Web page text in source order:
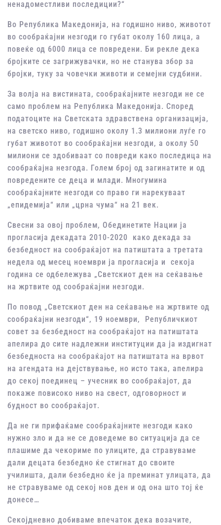
ненадоместливи последиции?“
Во Република Македонија, на годишно ниво, животот
во сообраќајни незгоди го губат околу 160 лица, а
повеќе од 6000 лица се повредени. Би рекле дека
бројките се загрижувачки, но не станува збор за
бројки, туку за човечки животи и семејни судбини.
За волја на вистината, сообраќајните незгоди не се
само проблем на Република Македонија. Според
податоците на Светската здравствена организација,
на светско ниво, годишно околу 1.3 милиони луѓе го
губат животот во сообраќајни незгоди, а околу 50
милиони се здобиваат со повреди како последица на
сообраќајна незгода. Голем број од загинатите и од
повредените се деца и млади. Многумина
сообраќајните незгоди со право ги нарекуваат
„епидемија“ или „црна чума“ на 21 век.
Свесни за овој проблем, Обединетите Нации ја
прогласија декадата 2010-2020 како декада за
безбедност на сообраќајот на патиштата а третата
недела од месец ноември ја прогласија и секоја
година се одбележува „Светскиот ден на сеќавање
на жртвите од сообраќајни незгоди.
По повод „Светскиот ден на сеќавање на жртвите од
сообраќајни незгоди“, 19 ноември, Републичкиот
совет за безбедност на сообраќајот на патиштата
апелира до сите надлежни институции да ја издигнат
безбедноста на сообраќајот на патиштата на врвот
на агендата на дејствување, но исто така, апелира
до секој поединец – учесник во сообраќајот, да
покаже повисоко ниво на свест, одговорност и
будност во сообраќајот.
Да не ги прифаќаме сообраќајните незгоди како
нужно зло и да не се доведеме во ситуација да се
плашиме да чекориме по улиците, да стравуваме
дали децата безбедно ќе стигнат до своите
училишта, дали безбедно ќе ја преминат улицата, да
не стравуваме од секој нов ден и од она што тој ќе
донесе…
Секојдневно добиваме впечаток дека возачите,